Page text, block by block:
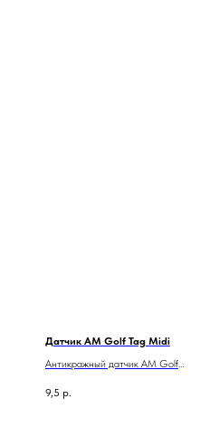
Датчик АМ Golf Tag Midi
Антикражный датчик АМ Golf
9,5 р.